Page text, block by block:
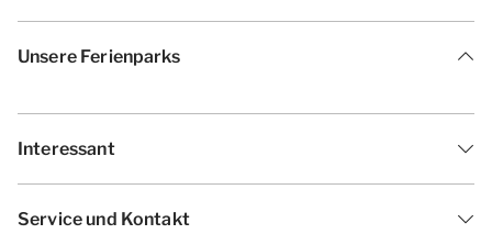
Unsere Ferienparks
Interessant
Service und Kontakt